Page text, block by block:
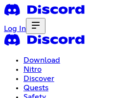
Log In
Download
Nitro
Discover
Quests